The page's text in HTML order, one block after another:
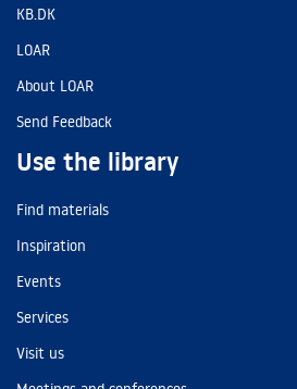
KB.DK
LOAR
About LOAR
Send Feedback
Use the library
Find materials
Inspiration
Events
Services
Visit us